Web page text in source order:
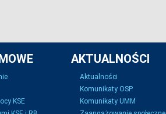
KSE
AKTUALNOŚCI
Aktualności
Komunikaty OSP
Komunikaty UMM